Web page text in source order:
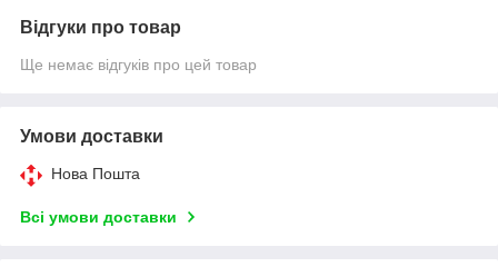
Відгуки про товар
Ще немає відгуків про цей товар
Умови доставки
Нова Пошта
Всі умови доставки